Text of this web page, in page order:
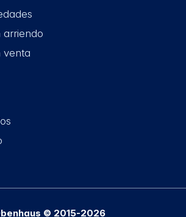
arriendo
venta
© 2015-2026